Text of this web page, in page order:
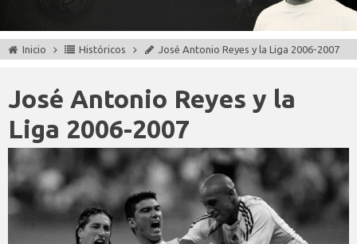
Inicio Históricos José Antonio Reyes y la Liga 2006-2007
José Antonio Reyes y la
Liga 2006-2007